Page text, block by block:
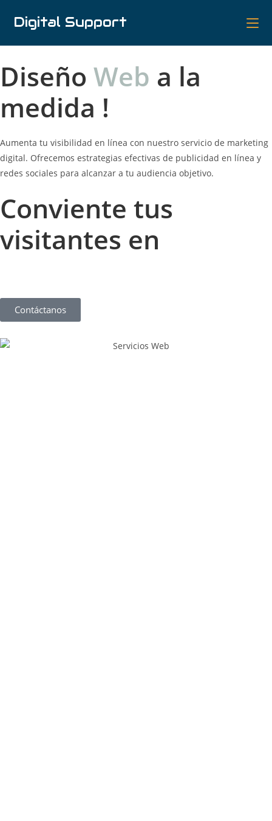
Digital Support
Diseño Web a la
medida !
Aumenta tu visibilidad en línea con nuestro servicio de marketing
digital. Ofrecemos estrategias efectivas de publicidad en línea y
redes sociales para alcanzar a tu audiencia objetivo.
Conviente tus
visitantes en
Contáctanos